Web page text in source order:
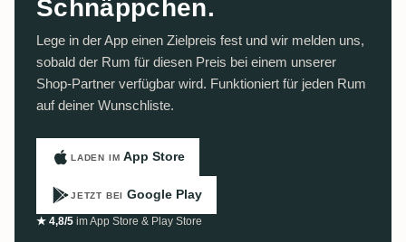
Schnäppchen.
Lege in der App einen Zielpreis fest und wir melden uns,
sobald der Rum für diesen Preis bei einem unserer
Shop-Partner verfügbar wird. Funktioniert für jeden Rum
auf deiner Wunschliste.
LADEN IM App Store
JETZT BEI Google Play
★ 4,8/5 im App Store & Play Store